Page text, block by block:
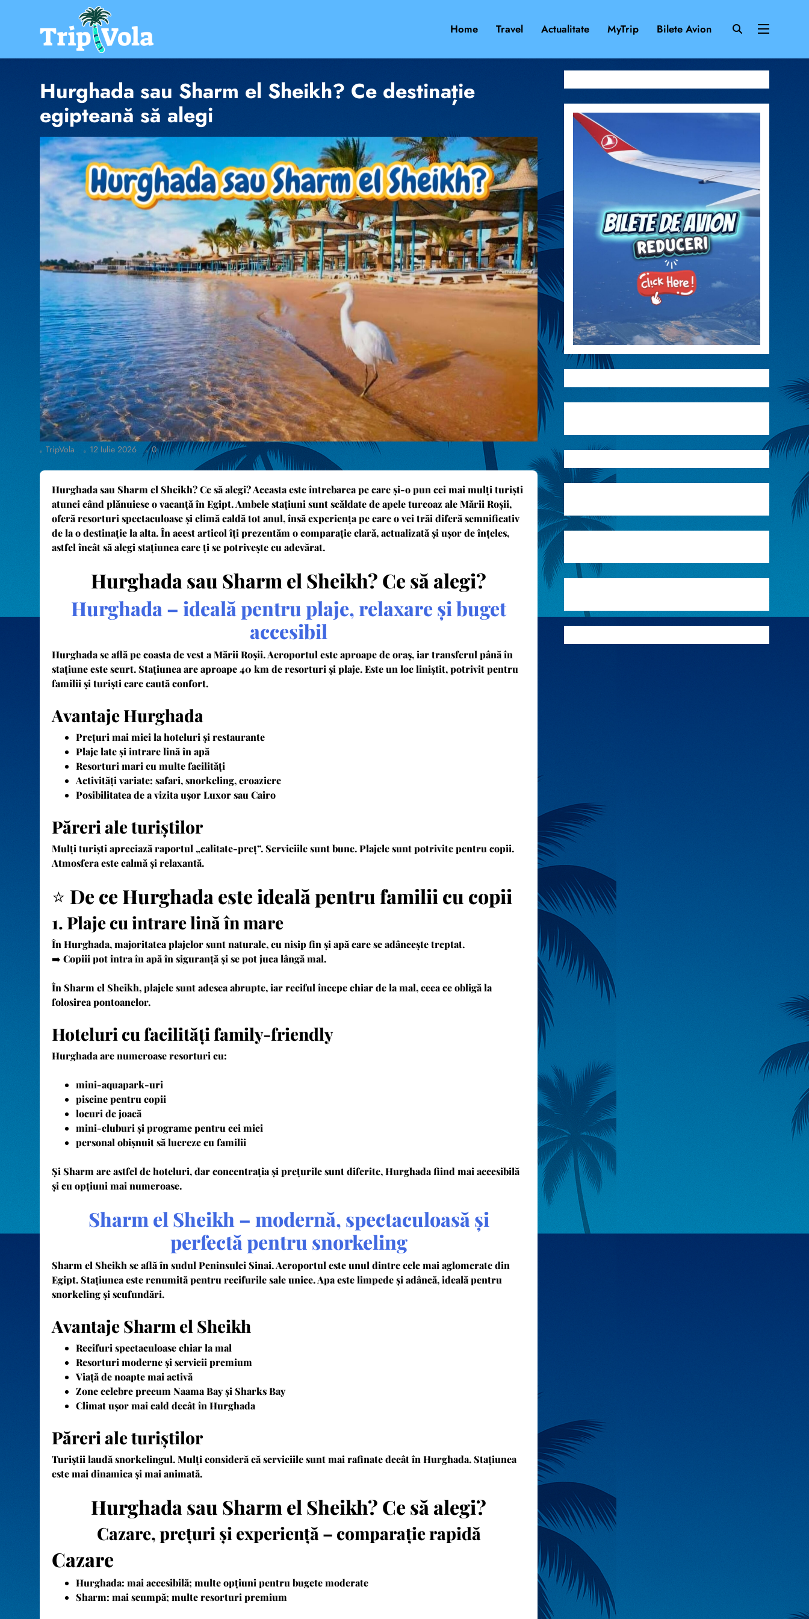
Ghidul ofertelor de vacanta
Home Travel Actualitate MyTrip Bilete Avion
Hurghada sau Sharm el Sheikh? Ce destinație
egipteană să alegi
TripVola 12 Iulie 2026 0
Hurghada sau Sharm el Sheikh? Ce să alegi?Aceasta este întrebarea pe care și-o pun cei mai mulți turiști
atunci când plănuiesc o vacanță în Egipt. Ambele stațiuni sunt scăldate de apele turcoaz ale Mării Roșii,
oferă resorturi spectaculoase și climă caldă tot anul, însă experiența pe care o vei trăi diferă semnificativ
de la o destinație la alta. În acest articol îți prezentăm o comparație clară, actualizată și ușor de înțeles,
astfel încât să alegi stațiunea care ți se potrivește cu adevărat.
Hurghada sau Sharm el Sheikh? Ce să alegi?
Hurghada – ideală pentru plaje, relaxare și buget
accesibil
Hurghada se află pe coasta de vest a Mării Roșii. Aeroportul este aproape de oraș, iar transferul până în
stațiune este scurt. Stațiunea are aproape 40 km de resorturi și plaje. Este un loc liniștit, potrivit pentru
familii și turiști care caută confort.
Avantaje Hurghada
Prețuri mai mici la hoteluri și restaurante
Plaje late și intrare lină în apă
Resorturi mari cu multe facilități
Activități variate: safari, snorkeling, croaziere
Posibilitatea de a vizita ușor Luxor sau Cairo
Păreri ale turiștilor
Mulți turiști apreciază raportul „calitate-preț”. Serviciile sunt bune. Plajele sunt potrivite pentru copii.
Atmosfera este calmă și relaxantă.
⭐ De ce Hurghada este ideală pentru familii cu copii
1. Plaje cu intrare lină în mare
În Hurghada, majoritatea plajelor sunt naturale, cu nisip fin și apă care se adâncește treptat.
➡️ Copiii pot intra în apă în siguranță și se pot juca lângă mal.
În Sharm el Sheikh, plajele sunt adesea abrupte, iar reciful începe chiar de la mal, ceea ce obligă la
folosirea pontoanelor.
Hoteluri cu facilități family-friendly
Hurghada are numeroase resorturi cu:
mini-aquapark-uri
piscine pentru copii
locuri de joacă
mini-cluburi și programe pentru cei mici
personal obișnuit să lucreze cu familii
Și Sharm are astfel de hoteluri, dar concentrația și prețurile sunt diferite, Hurghada fiind mai accesibilă
și cu opțiuni mai numeroase.
Sharm el Sheikh – modernă, spectaculoasă și
perfectă pentru snorkeling
Sharm el Sheikh se află în sudul Peninsulei Sinai. Aeroportul este unul dintre cele mai aglomerate din
Egipt. Stațiunea este renumită pentru recifurile sale unice. Apa este limpede și adâncă, ideală pentru
snorkeling și scufundări.
Avantaje Sharm el Sheikh
Recifuri spectaculoase chiar la mal
Resorturi moderne și servicii premium
Viață de noapte mai activă
Zone celebre precum Naama Bay și Sharks Bay
Climat ușor mai cald decât în Hurghada
Păreri ale turiștilor
Turiștii laudă snorkelingul. Mulți consideră că serviciile sunt mai rafinate decât în Hurghada. Stațiunea
este mai dinamica și mai animată.
Hurghada sau Sharm el Sheikh? Ce să alegi?
Cazare, prețuri și experiență – comparație rapidă
Cazare
Hurghada: mai accesibilă; multe opțiuni pentru bugete moderate
Sharm: mai scumpă; multe resorturi premium